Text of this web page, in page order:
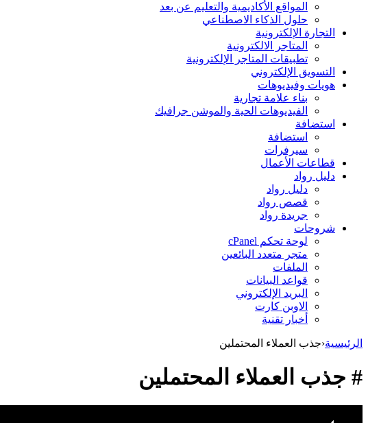
المواقع الأكاديمية والتعليم عن بعد
حلول الذكاء الاصطناعي
التجارة الإلكترونية
المتاجر الالكترونية
تطبيقات المتاجر الإلكترونية
التسويق الإلكتروني
هويات وفيديوهات
بناء علامة تجارية
الفيديوهات الحية والموشن جرافيك
استضافة
استضافة
سيرفرات
قطاعات الأعمال
دليل رواد
دليل رواد
قصص رواد
جريدة رواد
شروحات
لوحة تحكم cPanel
متجر متعدد البائعين
الملفات
قواعد البيانات
البريد الإلكتروني
الاوبن كارت
أخبار تقنية
الرئيسية‹جذب العملاء المحتملين
# جذب العملاء المحتملين